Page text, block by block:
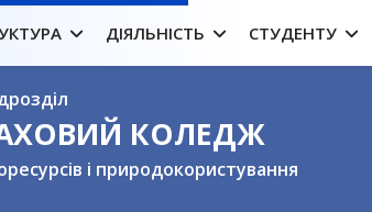
ДІЯЛЬНІСТЬ СТУДЕНТУ
КОЛЕДЖ
і природокористування